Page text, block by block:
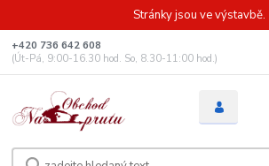
Stránky jsou ve výstavbě.
+420 736 642 608
(Út-Pá, 9:00-16.30 hod. So, 8.30-11:00 hod.)